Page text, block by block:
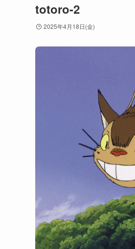
totoro-2
2025年4月18日(金)